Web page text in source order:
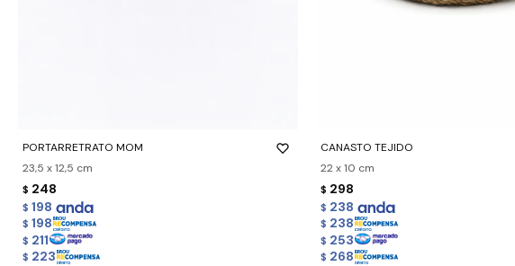
PORTARRETRATO MOM
23,5 x 12,5 cm
$ 248
$ 198
$ 198
$ 211
$ 223
CANASTO TEJIDO
22 x 10 cm
$ 298
$ 238
$ 238
$ 253
$ 268